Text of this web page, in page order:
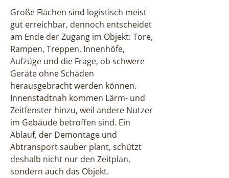
Große Flächen sind logistisch meist
gut erreichbar, dennoch entscheidet
am Ende der Zugang im Objekt: Tore,
Rampen, Treppen, Innenhöfe,
Aufzüge und die Frage, ob schwere
Geräte ohne Schäden
herausgebracht werden können.
Innenstadtnah kommen Lärm- und
Zeitfenster hinzu, weil andere Nutzer
im Gebäude betroffen sind. Ein
Ablauf, der Demontage und
Abtransport sauber plant, schützt
deshalb nicht nur den Zeitplan,
sondern auch das Objekt.